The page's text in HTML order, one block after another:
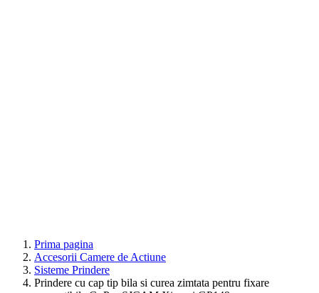
Prima pagina
Accesorii Camere de Actiune
Sisteme Prindere
Prindere cu cap tip bila si curea zimtata pentru fixare